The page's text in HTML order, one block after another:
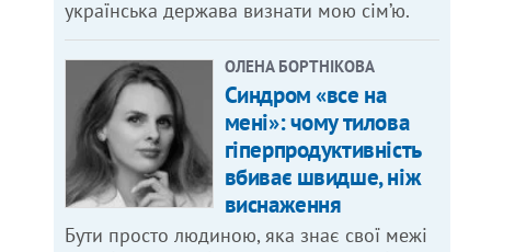
українська держава визнати мою сім’ю.
ОЛЕНА БОРТНІКОВА
Синдром «все на
мені»: чому тилова
гіперпродуктивність
вбиває швидше, ніж
виснаження
Бути просто людиною, яка знає свої межі